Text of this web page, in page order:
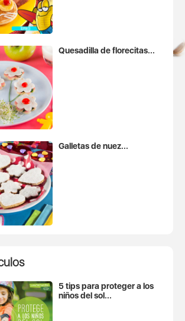
Quesadilla de florecitas...
Galletas de nuez...
5 tips para proteger a los
niños del sol...